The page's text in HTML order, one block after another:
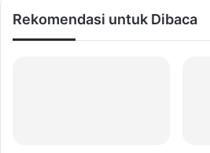
Rekomendasi untuk Dibaca